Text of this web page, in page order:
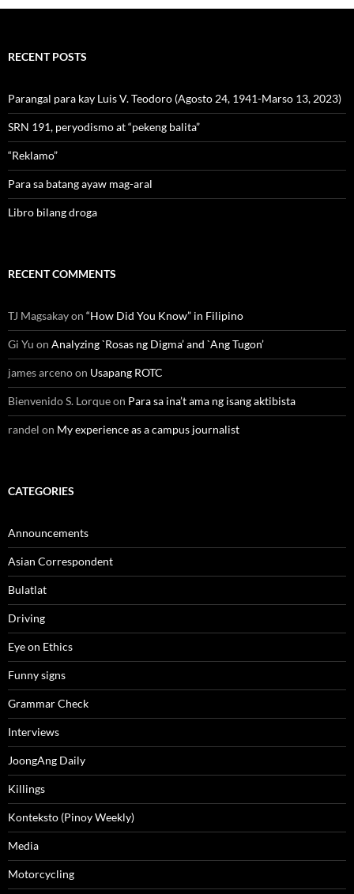
RECENT POSTS
Parangal para kay Luis V. Teodoro (Agosto 24, 1941-Marso 13, 2023)
SRN 191, peryodismo at “pekeng balita”
“Reklamo”
Para sa batang ayaw mag-aral
Libro bilang droga
RECENT COMMENTS
TJ Magsakayon “How Did You Know” in Filipino
Gi Yu on Analyzing `Rosas ng Digma’ and `Ang Tugon’
james arcenoon Usapang ROTC
Bienvenido S. Lorqueon Para sa ina’t ama ng isang aktibista
randel on My experience as a campus journalist
CATEGORIES
Announcements
Asian Correspondent
Bulatlat
Driving
Eye on Ethics
Funny signs
Grammar Check
Interviews
JoongAng Daily
Killings
Konteksto (Pinoy Weekly)
Media
Motorcycling